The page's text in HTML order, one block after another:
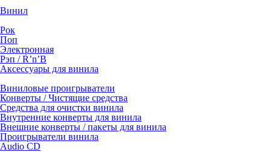
Винил
Рок
Поп
Электронная
Рэп / R’n’B
Аксессуары для винила
Виниловые проигрыватели
Конверты / Чистящие средства
Средства для очистки винила
Внутренние конверты для винила
Внешние конверты / пакеты для винила
Проигрыватели винила
Audio CD